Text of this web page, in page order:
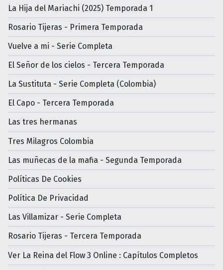
La Hija del Mariachi (2025) Temporada 1
Rosario Tijeras - Primera Temporada
Vuelve a mi - Serie Completa
El Señor de los cielos - Tercera Temporada
La Sustituta - Serie Completa (Colombia)
El Capo - Tercera Temporada
Las tres hermanas
Tres Milagros Colombia
Las muñecas de la mafia - Segunda Temporada
Políticas De Cookies
Política De Privacidad
Las Villamizar - Serie Completa
Rosario Tijeras - Tercera Temporada
Ver La Reina del Flow 3 Online : Capítulos Completos